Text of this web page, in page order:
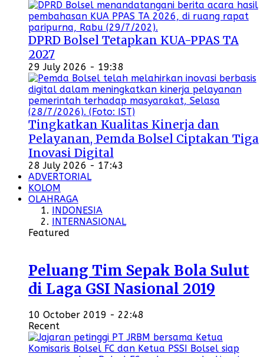
DPRD Bolsel Tetapkan KUA-PPAS TA
2027
29 July 2026 - 19:38
Tingkatkan Kualitas Kinerja dan
Pelayanan, Pemda Bolsel Ciptakan Tiga
Inovasi Digital
28 July 2026 - 17:43
ADVERTORIAL
KOLOM
OLAHRAGA
INDONESIA
INTERNASIONAL
Featured
Peluang Tim Sepak Bola Sulut
di Laga GSI Nasional 2019
10 October 2019 - 22:48
Recent